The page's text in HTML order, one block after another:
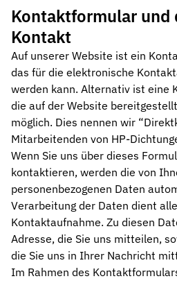
Kontaktformular
Kontakt
Auf unserer Website ist ein
das für die elektronische
werden kann. Alternativ ist eine
die auf der Website
möglich. Dies nennen wir
Mitarbeitenden von HP-
Wenn Sie uns über dieses
kontaktieren, werden die von
personenbezogenen Daten
Verarbeitung der Daten dient
Kontaktaufnahme. Zu diesen
Adresse, die Sie uns mitteilen,
die Sie uns in Ihrer Nachricht
Im Rahmen des